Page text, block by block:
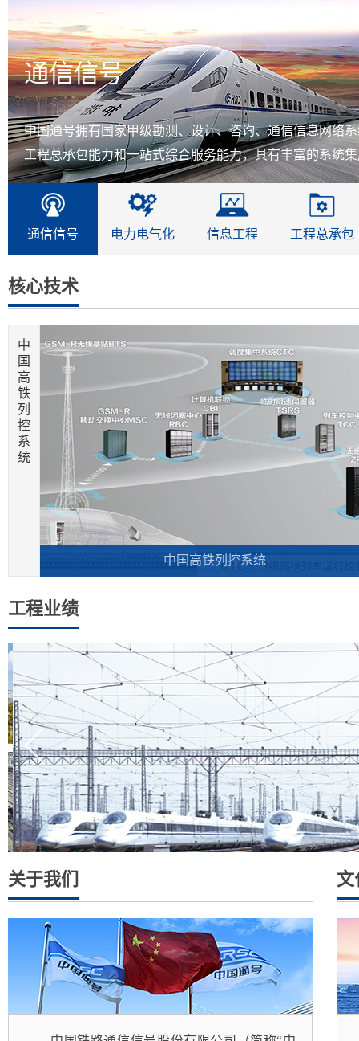
通信信号
中国通号拥有国家甲级勘测、设计、咨询、通信信息网络
工程总承包能力和一站式综合服务能力，具有丰富的系统
通信信号 电力电气化 信息工程 工程总承包
核心技术
中
国
高
铁
列
控
系
统
中国高铁列控系统
工程业绩
关于我们 文